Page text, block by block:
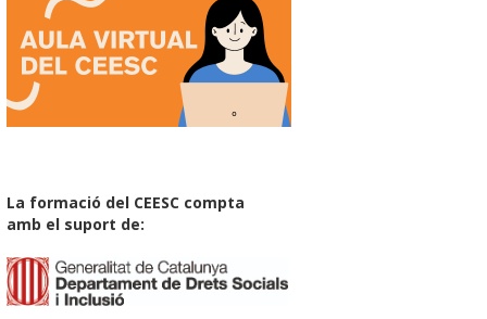
La formació del CEESC compta
amb el suport de: